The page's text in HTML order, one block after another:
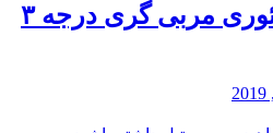
کلاس تئوری مربی گری درجه ۳